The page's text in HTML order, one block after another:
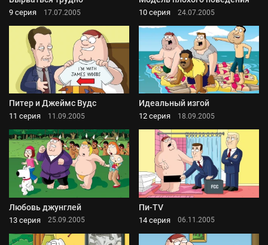
9 серия 17.07.2005 10 серия 24.07.2005
Питер и Джеймс Вудс
11 серия 11.09.2005
Идеальный изгой
12 серия 18.09.2005
Любовь джунглей
13 серия 25.09.2005
Пи-TV
14 серия 06.11.2005